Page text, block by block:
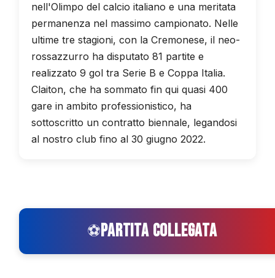
nell'Olimpo del calcio italiano e una meritata
permanenza nel massimo campionato. Nelle
ultime tre stagioni, con la Cremonese, il neo-
rossazzurro ha disputato 81 partite e
realizzato 9 gol tra Serie B e Coppa Italia.
Claiton, che ha sommato fin qui quasi 400
gare in ambito professionistico, ha
sottoscritto un contratto biennale, legandosi
al nostro club fino al 30 giugno 2022.
⚽PARTITA COLLEGATA